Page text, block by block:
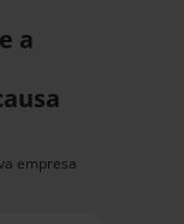
a
empresa